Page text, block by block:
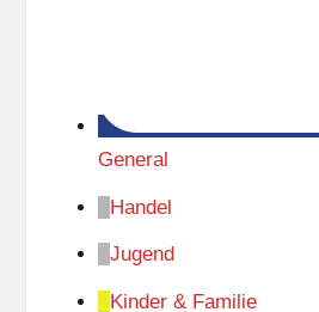
General
Handel
Jugend
Kinder & Familie